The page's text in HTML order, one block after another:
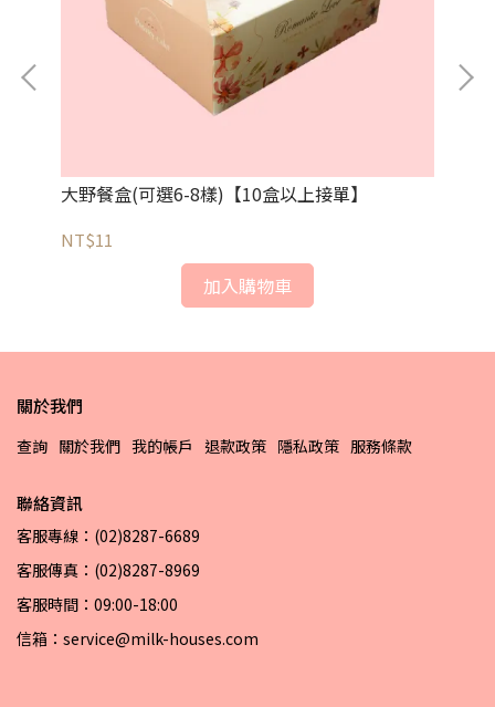
大野餐盒(可選6-8樣)【10盒以上接單】
NT$11
加入購物車
關於我們
查詢 關於我們 我的帳戶 退款政策 隱私政策 服務條款
聯絡資訊
客服專線：(02)8287-6689
客服傳真：(02)8287-8969
客服時間：09:00-18:00
信箱：service@milk-houses.com